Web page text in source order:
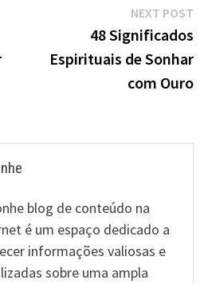
NEXT POST
48 Significados
Espirituais de Sonhar
com Ouro
blog de conteúdo na
é um espaço dedicado a
informações valiosas e
sobre uma ampla